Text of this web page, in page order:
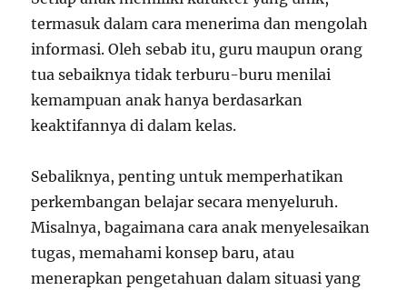
termasuk dalam cara menerima dan mengolah
informasi. Oleh sebab itu, guru maupun orang
tua sebaiknya tidak terburu-buru menilai
kemampuan anak hanya berdasarkan
keaktifannya di dalam kelas.
Sebaliknya, penting untuk memperhatikan
perkembangan belajar secara menyeluruh.
Misalnya, bagaimana cara anak menyelesaikan
tugas, memahami konsep baru, atau
menerapkan pengetahuan dalam situasi yang